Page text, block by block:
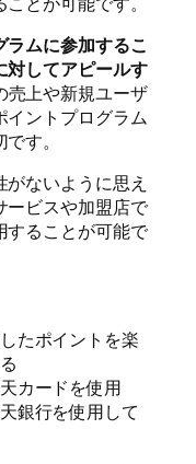
ラムに参加するこ
対してアピールす
売上や新規ユーザ
イントプログラム
す。
ないように思え
ービスや加盟店で
することが可能で
たポイントを楽
カードを使用
銀行を使用して